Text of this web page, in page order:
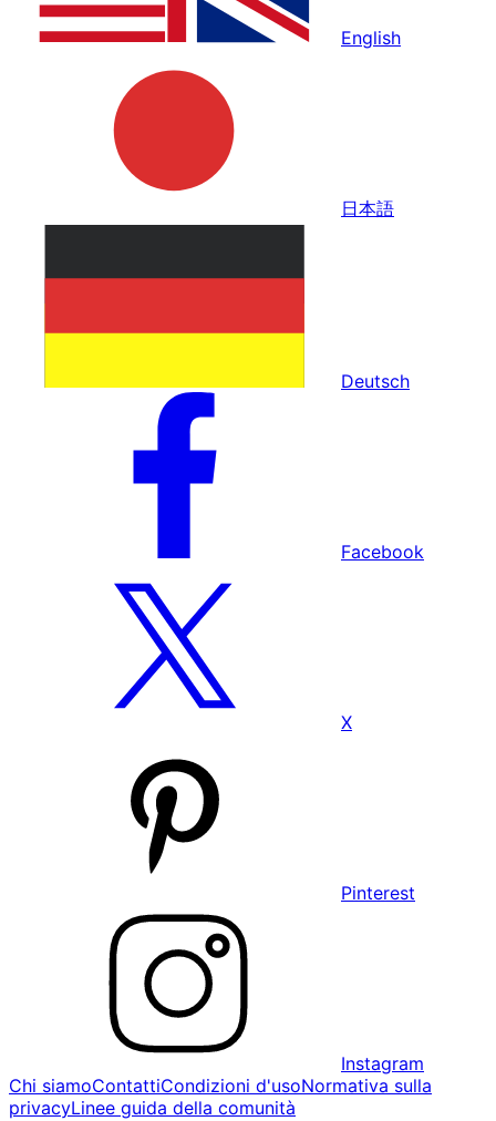
English
日本語
Deutsch
Facebook
X
Pinterest
Instagram
Chi siamoContattiCondizioni d'usoNormativa sulla
privacyLinee guida della comunità